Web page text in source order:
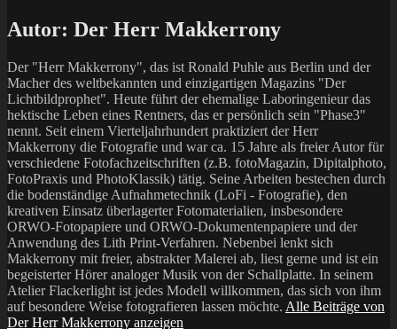
Autor: Der Herr Makkerrony
Der "Herr Makkerrony", das ist Ronald Puhle aus Berlin und der
Macher des weltbekannten und einzigartigen Magazins "Der
Lichtbildprophet". Heute führt der ehemalige Laboringenieur das
hektische Leben eines Rentners, das er persönlich sein "Phase3"
nennt. Seit einem Vierteljahrhundert praktiziert der Herr
Makkerrony die Fotografie und war ca. 15 Jahre als freier Autor für
verschiedene Fotofachzeitschriften (z.B. fotoMagazin, Dipitalphoto,
FotoPraxis und PhotoKlassik) tätig. Seine Arbeiten bestechen durch
die bodenständige Aufnahmetechnik (LoFi - Fotografie), den
kreativen Einsatz überlagerter Fotomaterialien, insbesondere
ORWO-Fotopapiere und ORWO-Dokumentenpapiere und der
Anwendung des Lith Print-Verfahren. Nebenbei lenkt sich
Makkerrony mit freier, abstrakter Malerei ab, liest gerne und ist ein
begeisterter Hörer analoger Musik von der Schallplatte. In seinem
Atelier Flackerlight ist jedes Modell willkommen, das sich von ihm
auf besondere Weise fotografieren lassen möchte. Alle Beiträge von
Der Herr Makkerrony anzeigen